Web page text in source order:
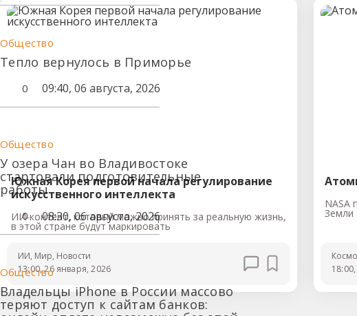
Общество
Тепло вернулось в Приморье
0 09:40, 06 августа, 2026
Общество
У озера Чан во Владивостоке
стартовали подготовительные
работы
0 08:30, 06 августа, 2026
Общество
Владельцы iPhone в России массово
теряют доступ к сайтам банков:
Южная Корея первой начала регулирование
искусственного интеллекта
ИИ-контент, который можно принять за реальную жизнь,
в этой стране будут маркировать
ИИ, Мир, Новости
13:00, 26 января, 2026
NASA
Земли